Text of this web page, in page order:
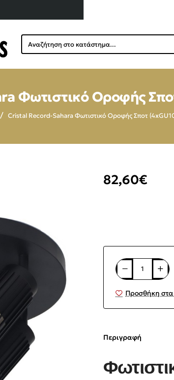
Αναζήτηση
στο
Φωτιστικό Οροφής
Cristal Record-Sahara Φωτιστικό Οροφής Σποτ
82,60€
Προσθήκη
Περιγραφή